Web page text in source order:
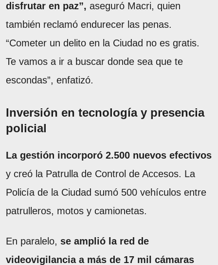
disfrutar en paz”, aseguró Macri, quien
también reclamó endurecer las penas.
“Cometer un delito en la Ciudad no es gratis.
Te vamos a ir a buscar donde sea que te
escondas”, enfatizó.
Inversión en tecnología y presencia
policial
La gestión incorporó 2.500 nuevos efectivos
y creó la Patrulla de Control de Accesos. La
Policía de la Ciudad sumó 500 vehículos entre
patrulleros, motos y camionetas.
En paralelo, se amplió la red de
videovigilancia a más de 17 mil cámaras